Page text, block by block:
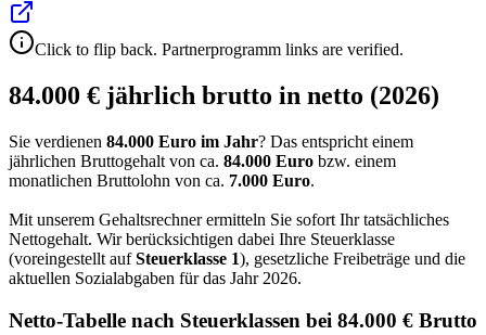
Click to flip back. Partnerprogramm links are verified.
84.000 € jährlich brutto in netto (2026)
Sie verdienen 84.000 Euro im Jahr? Das entspricht einem
jährlichen Bruttogehalt von ca. 84.000 Euro bzw. einem
monatlichen Bruttolohn von ca. 7.000 Euro.
Mit unserem Gehaltsrechner ermitteln Sie sofort Ihr tatsächliches
Nettogehalt. Wir berücksichtigen dabei Ihre Steuerklasse
(voreingestellt aufSteuerklasse 1), gesetzliche Freibeträge und die
aktuellen Sozialabgaben für das Jahr 2026.
Netto-Tabelle nach Steuerklassen bei 84.000 € Brutto